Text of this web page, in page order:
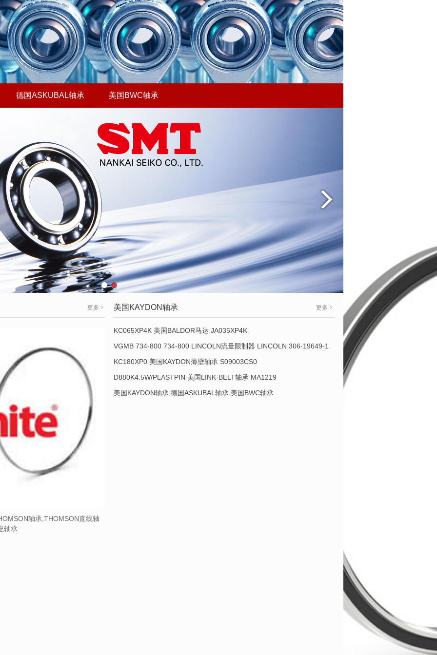
德国ASKUBAL轴承 美国BWC轴承
更多
轴承,THOMSON直线轴
轴承
美国KAYDON轴承 更多
KC065XP4K 美国BALDOR马达 JA035XP4K
VGMB 734-800 734-800 LINCOLN流量限制器 LINCOLN 306-19649-1
KC180XP0 美国KAYDON薄壁轴承 S09003CS0
D880K4.5W/PLASTPIN 美国LINK-BELT轴承 MA1219
美国KAYDON轴承,德国ASKUBAL轴承,美国BWC轴承